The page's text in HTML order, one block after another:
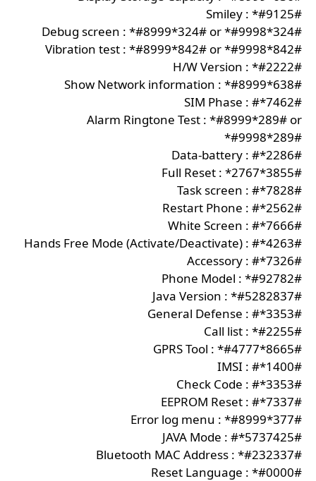
Smiley : *#9125#
Debug screen : *#8999*324# or *#9998*324#
Vibration test : *#8999*842# or *#9998*842#
H/W Version : *#2222#
Show Network information : *#8999*638#
SIM Phase : #*7462#
Alarm Ringtone Test : *#8999*289# or
*#9998*289#
Data-battery : #*2286#
Full Reset : *2767*3855#
Task screen : #*7828#
Restart Phone : #*2562#
White Screen : #*7666#
Hands Free Mode (Activate/Deactivate) : #*4263#
Accessory : #*7326#
Phone Model : *#92782#
Java Version : *#5282837#
General Defense : #*3353#
Call list : *#2255#
GPRS Tool : *#4777*8665#
IMSI : #*1400#
Check Code : #*3353#
EEPROM Reset : #*7337#
Error log menu : *#8999*377#
JAVA Mode : #*5737425#
Bluetooth MAC Address : *#232337#
Reset Language : *#0000#